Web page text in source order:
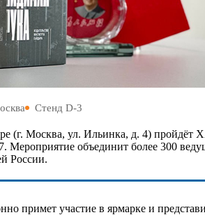
Стенд D-3
(г. Москва, ул. Ильинка, д. 4) пройдёт
Мероприятие объединит более 300
России.
примет участие в ярмарке и